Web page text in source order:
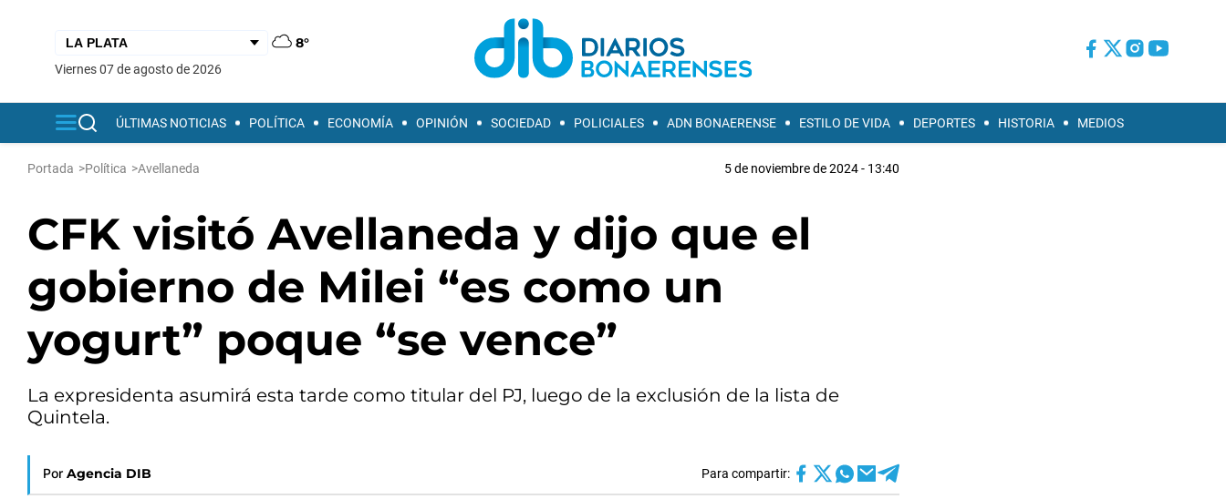
8°
viernes 07 de agosto de 2026
ÚLTIMAS NOTICIAS POLÍTICA ECONOMÍA OPINIÓN SOCIEDAD POLICIALES ADN BONAERENSE ESTILO DE VIDA DEPORTES HISTORIA MEDIOS
Portada >Política >Avellaneda 5 de noviembre de 2024 - 13:40
CFK visitó Avellaneda y dijo que el
gobierno de Milei “es como un
yogurt” poque “se vence”
La expresidenta asumirá esta tarde como titular del PJ, luego de la exclusión de la lista de
Quintela.
Por Agencia DIB Para compartir: